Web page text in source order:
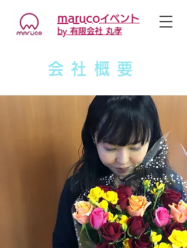
marucoイベント
by 有限会社 丸孝
会社 概要